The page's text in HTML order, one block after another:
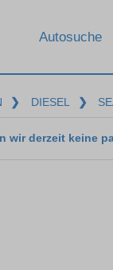
Autosuche
❯ DIESEL ❯
wir derzeit keine